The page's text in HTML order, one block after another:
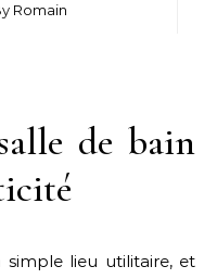
Romain
de bain
simple lieu utilitaire, et